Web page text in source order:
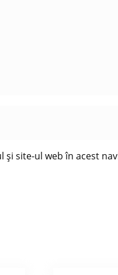
și site-ul web în acest